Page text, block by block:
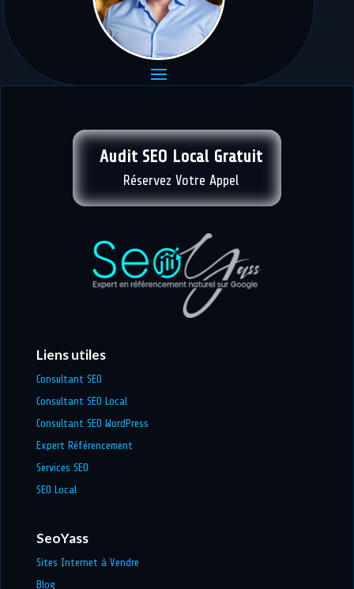
Audit SEO Local Gratuit
Réservez Votre Appel
Liens utiles
Consultant SEO
Consultant SEO Local
Consultant SEO WordPress
Expert Référencement
Services SEO
SEO Local
SeoYass
Sites Internet à Vendre
Blog